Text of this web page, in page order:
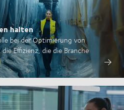
halten
bei der Optimierung von
Effizienz, die die Branche